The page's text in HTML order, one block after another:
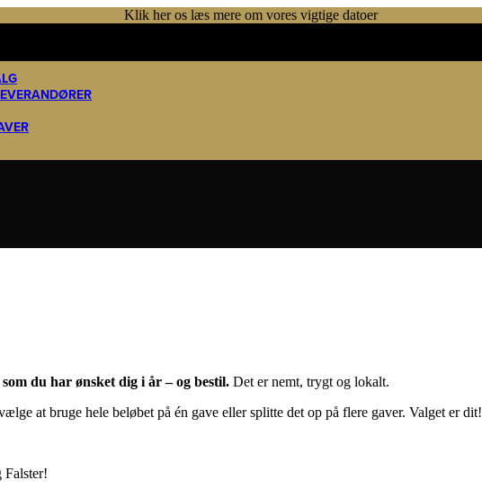
Klik her os læs mere om vores vigtige datoer
du har ønsket dig i år – og bestil. Det er nemt, trygt og lokalt.
at bruge hele beløbet på én gave eller splitte det op på flere gaver. Valget er dit!
Falster!